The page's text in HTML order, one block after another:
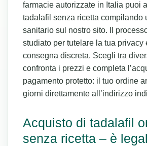
farmacie autorizzate in Italia puoi
tadalafil senza ricetta compilando
sanitario sul nostro sito. Il
studiato per tutelare la tua privacy
consegna discreta. Scegli tra
confronta i prezzi e completa
pagamento protetto: il tuo ordine
giorni direttamente all’indirizzo
Acquisto di tadalafil
senza ricetta – è